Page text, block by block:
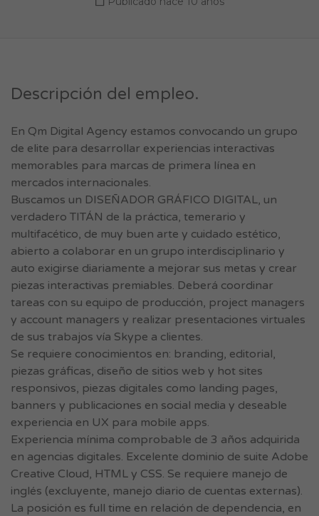
Descripción del empleo.
En Qm Digital Agency estamos convocando un grupo
de elite para desarrollar experiencias interactivas
memorables para marcas de primera línea en
mercados internacionales.
Buscamos un DISEÑADOR GRÁFICO DIGITAL, un
verdadero TITÁN de la práctica, temerario y
multifacético, de muy buen arte y cuidado estético,
abierto a colaborar en un grupo interdisciplinario y
auto exigirse diariamente a mejorar sus metas y crear
piezas interactivas premiables. Deberá coordinar
tareas con su equipo de producción, project managers
y account managers y realizar presentaciones virtuales
de sus trabajos vía Skype a clientes.
Se requiere conocimientos en: branding, editorial,
piezas gráficas, diseño de sitios web y hot sites
responsivos, piezas digitales como landing pages,
banners y publicaciones en social media y deseable
experiencia en UX para mobile apps.
Experiencia mínima comprobable de 3 años adquirida
en agencias digitales. Excelente dominio de suite Adobe
Creative Cloud, HTML y CSS. Se requiere manejo de
inglés (excluyente, manejo diario de cuentas externas).
La posición es full time en relación de dependencia, en